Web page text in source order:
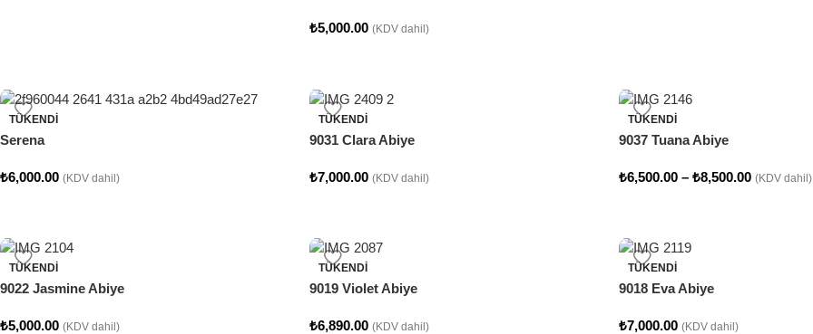
₺5,000.00 (KDV dahil)
TÜKENDI
Serena
₺6,000.00 (KDV dahil)
TÜKENDI
9031 Clara Abiye
₺7,000.00 (KDV dahil)
TÜKENDI
9037 Tuana Abiye
₺6,500.00 – ₺8,500.00 (KDV dahil)
TÜKENDI
9022 Jasmine Abiye
₺5,000.00 (KDV dahil)
TÜKENDI
9019 Violet Abiye
₺6,890.00 (KDV dahil)
TÜKENDI
9018 Eva Abiye
₺7,000.00 (KDV dahil)